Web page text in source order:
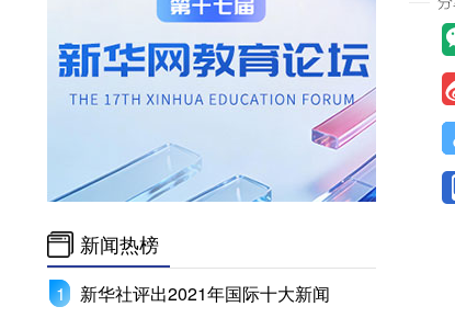
新闻热榜
新华社评出2021年国际十大新闻